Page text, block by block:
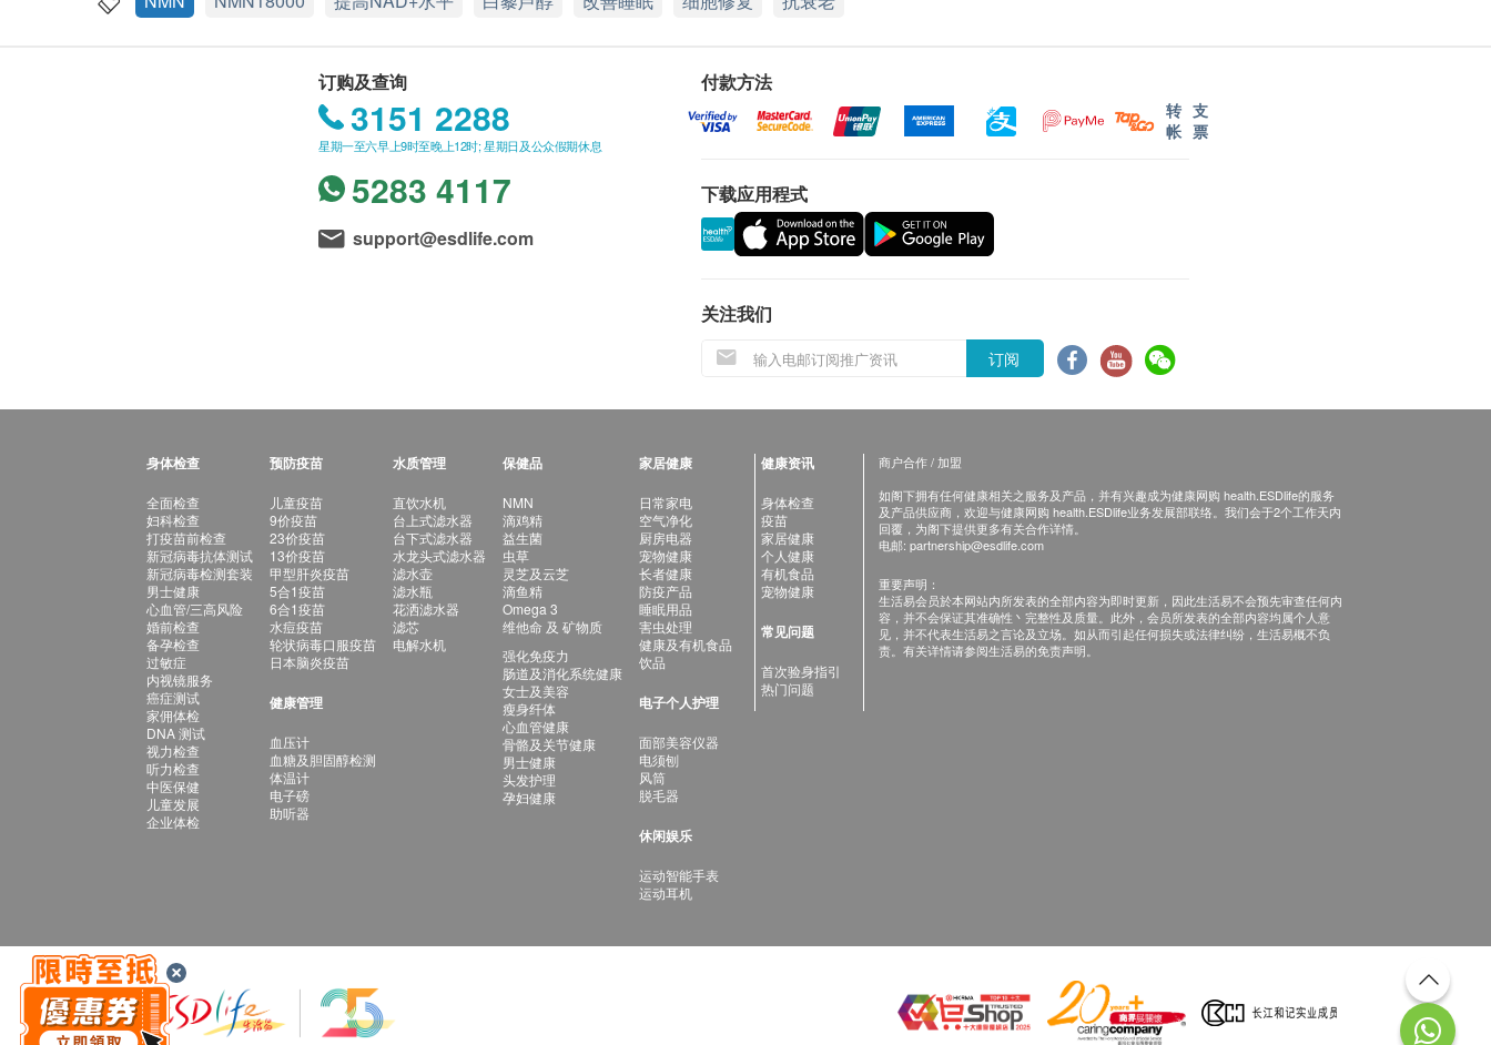
订购及查询
3151 2288
星期一至六早上9时至晚上12时; 星期日及公众假期休息
5283 4117
support@esdlife.com
付款方法
转
帐
支
票
下载应用程式
关注我们
订阅
身体检查
全面检查
妇科检查
打疫苗前检查
新冠病毒抗体测试
新冠病毒检测套装
男士健康
心血管/三高风险
婚前检查
备孕检查
过敏症
内视镜服务
癌症测试
家佣体检
DNA 测试
视力检查
听力检查
中医保健
儿童发展
企业体检
预防疫苗
儿童疫苗
9价疫苗
23价疫苗
13价疫苗
甲型肝炎疫苗
5合1疫苗
6合1疫苗
水痘疫苗
轮状病毒口服疫苗
日本脑炎疫苗
健康管理
血压计
血糖及胆固醇检测
体温计
电子磅
助听器
水质管理
直饮水机
台上式滤水器
台下式滤水器
水龙头式滤水器
滤水壶
滤水瓶
花洒滤水器
滤芯
电解水机
保健品
NMN
滴鸡精
益生菌
虫草
灵芝及云芝
滴鱼精
Omega 3
维他命 及 矿物质
强化免疫力
肠道及消化系统健康
女士及美容
瘦身纤体
心血管健康
骨骼及关节健康
男士健康
头发护理
孕妇健康
家居健康
日常家电
空气净化
厨房电器
宠物健康
长者健康
防疫产品
睡眠用品
害虫处理
健康及有机食品
饮品
电子个人护理
面部美容仪器
电须刨
风筒
脱毛器
休闲娱乐
运动智能手表
运动耳机
健康资讯
身体检查
疫苗
家居健康
个人健康
有机食品
宠物健康
常见问题
首次验身指引
热门问题
商户合作 / 加盟
如阁下拥有任何健康相关之服务及产品，并有兴趣成为健康网购 health.ESDlife的服务
及产品供应商，欢迎与健康网购 health.ESDlife业务发展部联络。我们会于2个工作天内
回覆，为阁下提供更多有关合作详情。
电邮: partnership@esdlife.com
重要声明：
生活易会员於本网站内所发表的全部内容为即时更新，因此生活易不会预先审查任何内
容，并不会保证其准确性丶完整性及质量。此外，会员所发表的全部内容均属个人意
见，并不代表生活易之言论及立场。如从而引起任何损失或法律纠纷，生活易概不负
责。有关详情请参阅生活易的免责声明。